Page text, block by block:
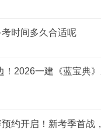
命题人的出题逻辑
“坑”，让你在正式考
→ 实时反馈不等待
熬的就是等待批改的
时间多久合适呢
！2026一建《蓝宝典
约开启！新考季首战